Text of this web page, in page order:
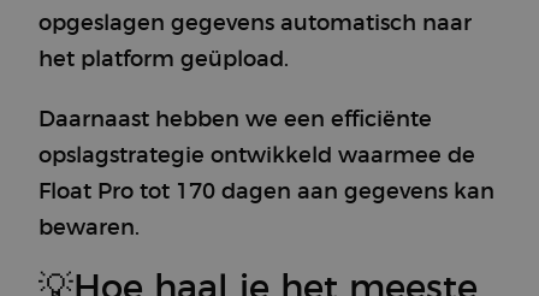
opgeslagen gegevens automatisch naar
het platform geüpload.
Daarnaast hebben we een efficiënte
opslagstrategie ontwikkeld waarmee de
Float Pro tot 170 dagen aan gegevens kan
bewaren.